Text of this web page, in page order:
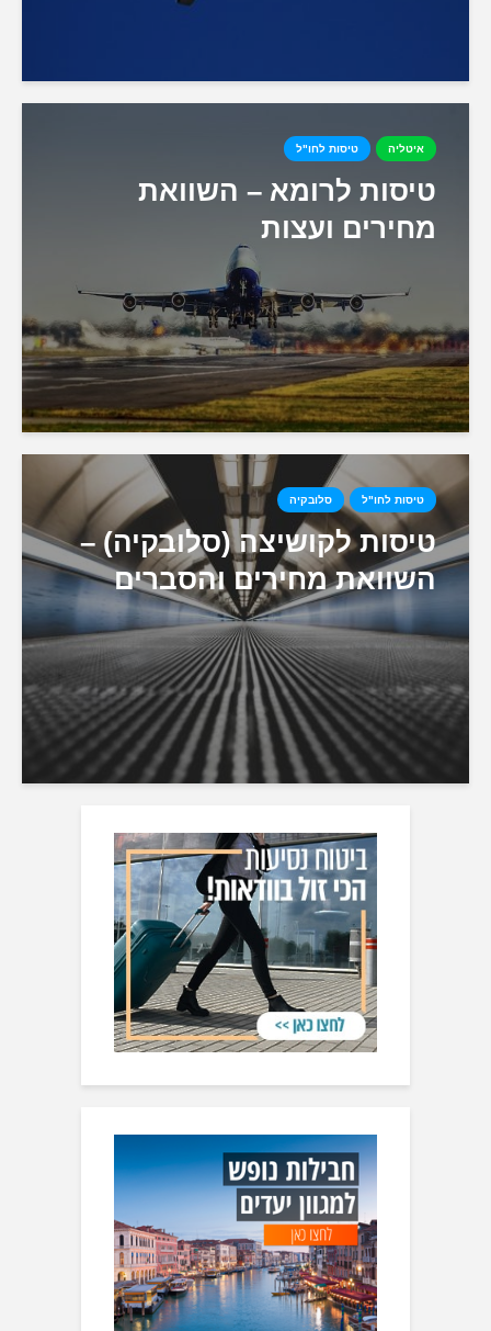
איטליה טיסות לחו"ל
טיסות לרומא – השוואת
מחירים ועצות
טיסות לחו"ל סלובקיה
טיסות לקושיצה (סלובקיה) –
השוואת מחירים והסברים